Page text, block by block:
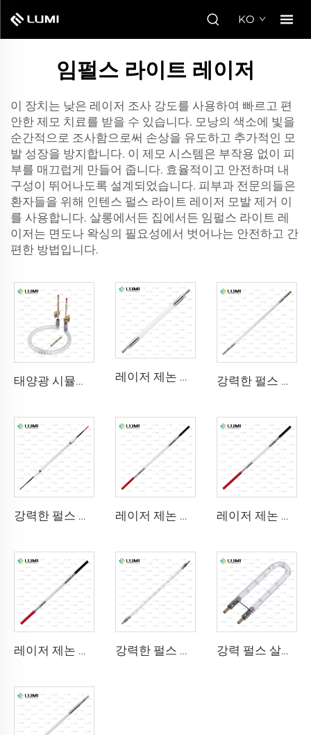
KO
임펄스 라이트 레이저
이 장치는 낮은 레이저 조사 강도를 사용하여 빠르고 편
안한 제모 치료를 받을 수 있습니다. 모낭의 색소에 빛을
순간적으로 조사함으로써 손상을 유도하고 추가적인 모
발 성장을 방지합니다. 이 제모 시스템은 부작용 없이 피
부를 매끄럽게 만들어 줍니다. 효율적이고 안전하며 내
구성이 뛰어나도록 설계되었습니다. 피부과 전문의들은
환자들을 위해 인텐스 펄스 라이트 레이저 모발 제거 이
를 사용합니다. 살롱에서든 집에서든 임펄스 라이트 레
이저는 면도나 왁싱의 필요성에서 벗어나는 안전하고 간
편한 방법입니다.
태양광 시뮬레이터 가스 램프 D1200 – 10×110mm 레이저 제논 램프 L2851 – 5×105×175 mm 강력한 펄스 살균 램프 L3670 – 7×160×200mm
강력한 펄스 살균 램프 L3031 – 8×130×165mm (와이어) 레이저 제논 램프 L2051 – 5×70×130 mm 레이저 제논 램프 L1721 – 7×50×115 mm
레이저 제논 램프 L1921 - 7×60×125 mm 강력한 펄스 살균 램프 L5590 – 9×250×300mm 강력 펄스 살균 램프 L1890U – 9×40×140U mm